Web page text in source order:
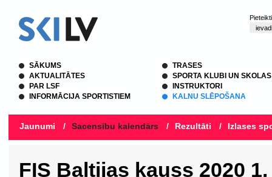
SĀKUMS
AKTUALITĀTES
PAR LSF
INFORMĀCIJA SPORTISTIEM
TRASES
SPORTA KLUBI UN SKOLAS
INSTRUKTORI
KALNU SLĒPOŠANA
Jaunumi / Sacensību kalendārs / Rezultāti / Izlases
FIS Baltijas kauss 2020